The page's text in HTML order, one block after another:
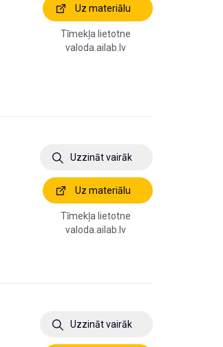
Uz materiālu
Tīmekļa lietotne
valoda.ailab.lv
Uzzināt vairāk
Uz materiālu
Tīmekļa lietotne
valoda.ailab.lv
Uzzināt vairāk